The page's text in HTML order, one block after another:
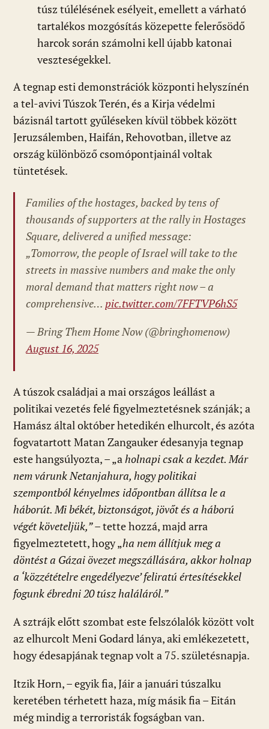
túsz túlélésének esélyeit, emellett a várható
tartalékos mozgósítás közepette felerősödő
harcok során számolni kell újabb katonai
veszteségekkel.
A tegnap esti demonstrációk központi helyszínén
a tel-avivi Túszok Terén, és a Kirja védelmi
bázisnál tartott gyűléseken kívül többek között
Jeruzsálemben, Haifán, Rehovotban, illetve az
ország különböző csomópontjainál voltak
tüntetések.
Families of the hostages, backed by tens of
thousands of supporters at the rally in Hostages
Square, delivered a unified message:
„Tomorrow, the people of Israel will take to the
streets in massive numbers and make the only
moral demand that matters right now – a
comprehensive… pic.twitter.com/7FFTVP6hS5
— Bring Them Home Now (@bringhomenow)
August 16, 2025
A túszok családjai a mai országos leállást a
politikai vezetés felé figyelmeztetésnek szánják; a
Hamász által október hetedikén elhurcolt, és azóta
fogvatartott Matan Zangauker édesanyja tegnap
este hangsúlyozta, – „aholnapi csak a kezdet. Már
nem várunk Netanjahura, hogy politikai
szempontból kényelmes időpontban állítsa le a
háborút. Mi békét, biztonságot, jövőt és a háború
végét követeljük,”– tette hozzá, majd arra
figyelmeztetett, hogy „ha nem állítjuk meg a
döntést a Gázai övezet megszállására, akkor holnap
a ‘közzétételre engedélyezve’ feliratú értesítésekkel
fogunk ébredni 20 túsz haláláról.”
A sztrájk előtt szombat este felszólalók között volt
az elhurcolt Meni Godard lánya, aki emlékezetett,
hogy édesapjának tegnap volt a 75. születésnapja.
Itzik Horn, – egyik fia, Jáir a januári túszalku
keretében térhetett haza, míg másik fia – Eitán
még mindig a terroristák fogságban van.